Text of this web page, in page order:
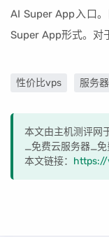
AI Super App入口
Super App形式。对
性价比vps 服务
本文由主机测评网
_免费云服务器_免
本文链接： https://